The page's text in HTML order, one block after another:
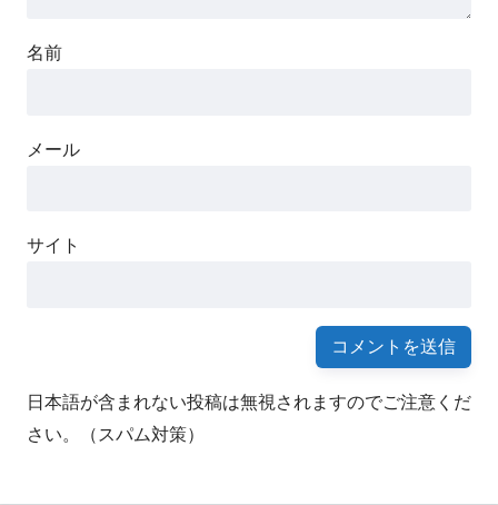
名前
メール
サイト
日本語が含まれない投稿は無視されますのでご注意くだ
さい。（スパム対策）